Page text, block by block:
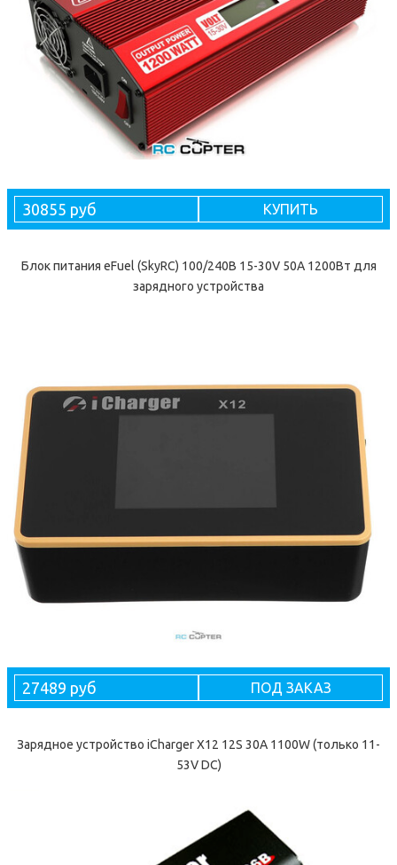
30855 руб КУПИТЬ
Блок питания eFuel (SkyRC) 100/240В 15-30V 50A 1200Вт для
зарядного устройства
27489 руб ПОД ЗАКАЗ
Зарядное устройство iCharger X12 12S 30A 1100W (только 11-
53V DC)